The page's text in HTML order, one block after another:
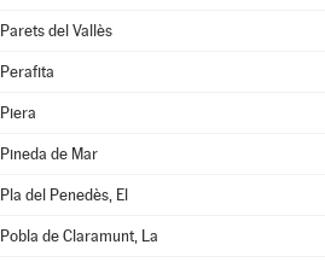
Parets del Vallès
Perafita
Piera
Pineda de Mar
Pla del Penedès, El
Pobla de Claramunt, La